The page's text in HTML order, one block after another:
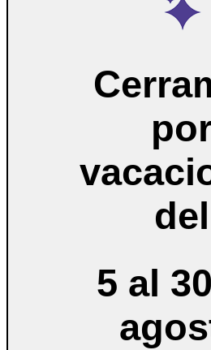
del
5 al